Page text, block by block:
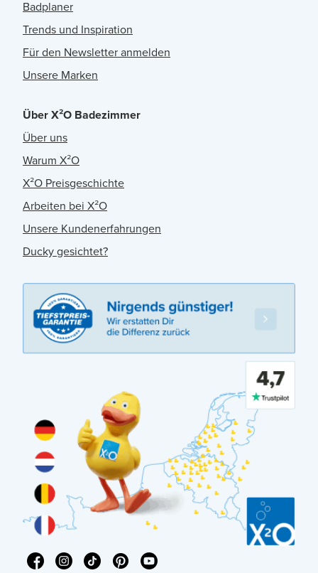
Badplaner
Trends und Inspiration
Für den Newsletter anmelden
Unsere Marken
Über X²O Badezimmer
Über uns
Warum X²O
X²O Preisgeschichte
Arbeiten bei X²O
Unsere Kundenerfahrungen
Ducky gesichtet?